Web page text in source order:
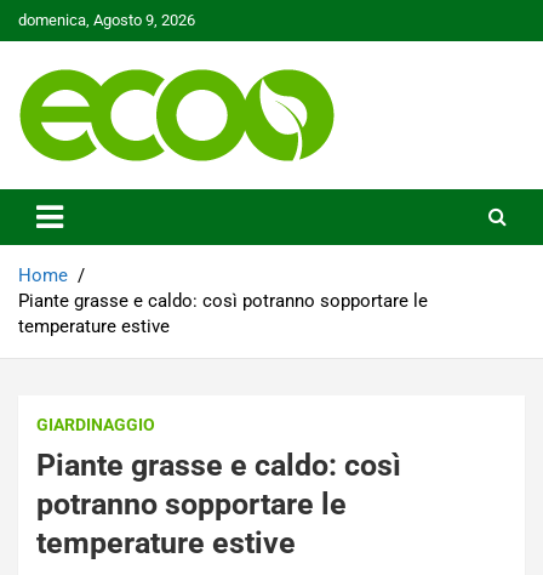
Skip
to
domenica, Agosto 9, 2026
Ecoo.it
Home
Piante grasse e caldo: così potranno sopportare le
temperature estive
GIARDINAGGIO
Piante grasse e caldo: così
potranno sopportare le
temperature estive